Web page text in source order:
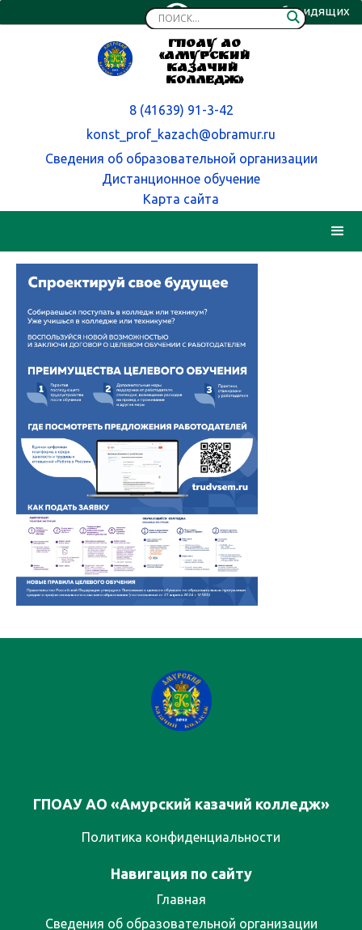
Версия для слабовидящих
ГПОАУ АО
«Амурский
казачий
колледж»
8 (41639) 91-3-42
konst_prof_kazach@obramur.ru
Сведения об образовательной организации
Дистанционное обучение
Карта сайта
ГПОАУ АО «Амурский казачий колледж»
Политика конфиденциальности
Навигация по сайту
Главная
Сведения об образовательной организации